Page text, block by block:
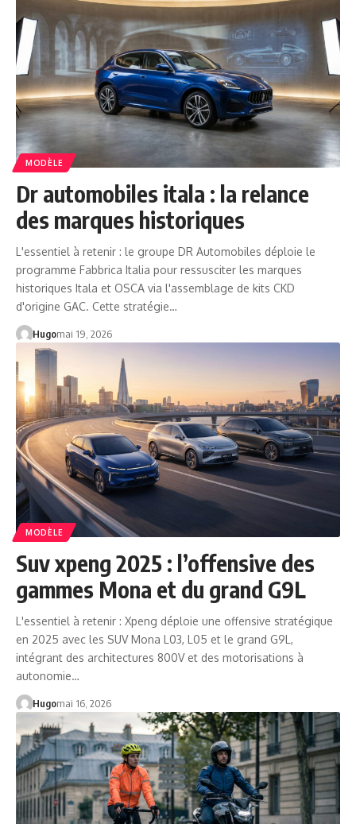
MODÈLE
Dr automobiles itala : la relance
des marques historiques
L'essentiel à retenir : le groupe DR Automobiles déploie le
programme Fabbrica Italia pour ressusciter les marques
historiques Itala et OSCA via l'assemblage de kits CKD
d'origine GAC. Cette stratégie…
Hugomai 19, 2026
MODÈLE
Suv xpeng 2025 : l’offensive des
gammes Mona et du grand G9L
L'essentiel à retenir : Xpeng déploie une offensive stratégique
en 2025 avec les SUV Mona L03, L05 et le grand G9L,
intégrant des architectures 800V et des motorisations à
autonomie…
Hugomai 16, 2026